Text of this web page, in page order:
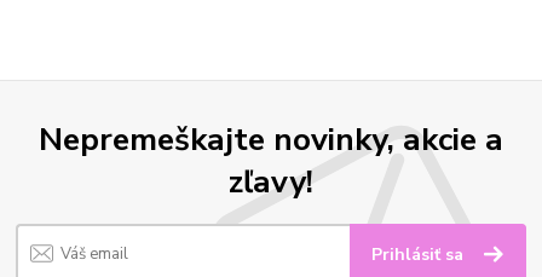
Nepremeškajte novinky, akcie a
zľavy!
Prihlásiť sa